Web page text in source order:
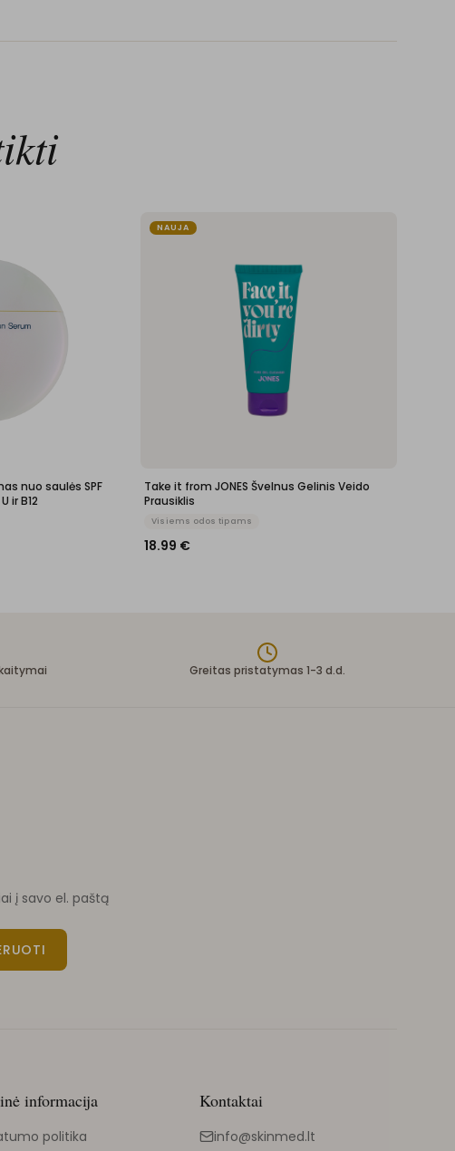
nuo saulės SPF
ir B12
NAUJA
Take it from JONES Švelnus Gelinis Veido
Prausiklis
Visiems odos tipams
18.99 €
Greitas pristatymas 1-3 d.d.
į savo el. paštą
informacija
politika
Kontaktai
info@skinmed.lt